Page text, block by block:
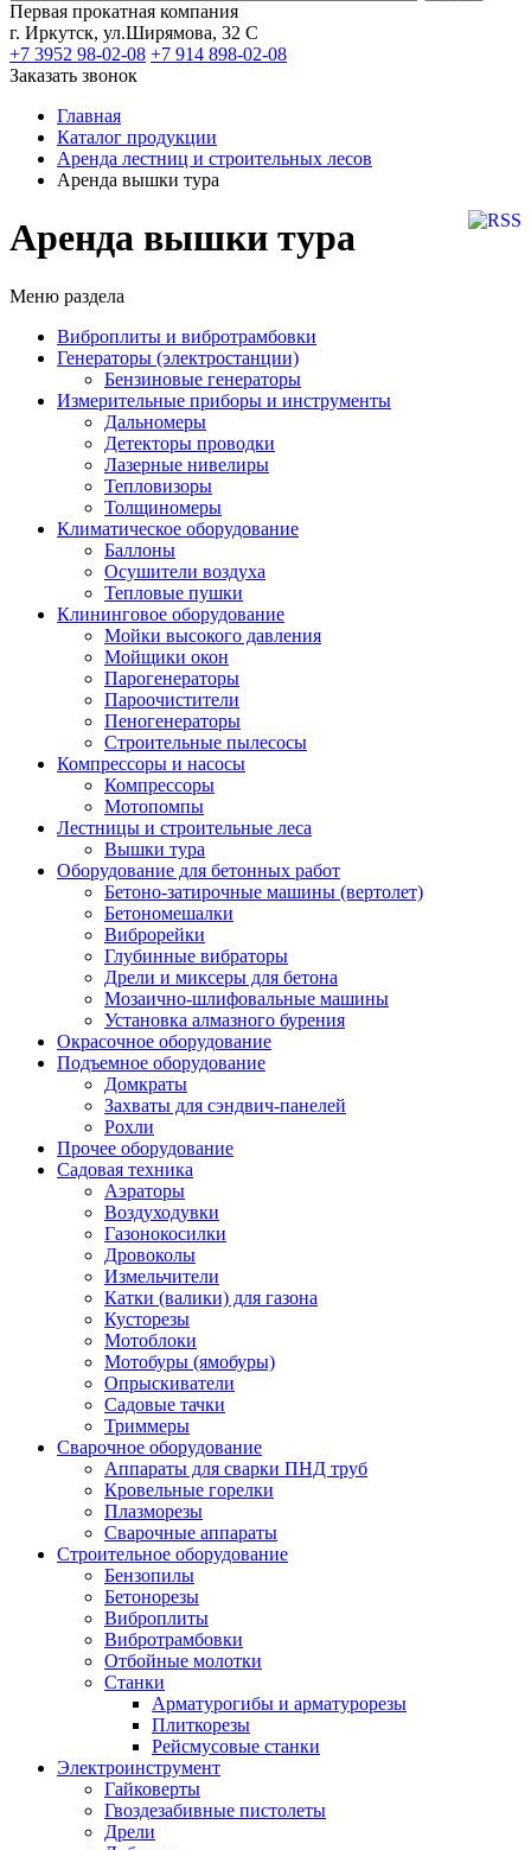
Первая прокатная компания
г. Иркутск, ул.Ширямова, 32 С
+7 3952 98-02-08 +7 914 898-02-08
Заказать звонок
Главная
Каталог продукции
Аренда лестниц и строительных лесов
Аренда вышки тура
Аренда вышки тура
Меню раздела
Виброплиты и вибротрамбовки
Генераторы (электростанции)
Бензиновые генераторы
Измерительные приборы и инструменты
Дальномеры
Детекторы проводки
Лазерные нивелиры
Тепловизоры
Толщиномеры
Климатическое оборудование
Баллоны
Осушители воздуха
Тепловые пушки
Клининговое оборудование
Мойки высокого давления
Мойщики окон
Парогенераторы
Пароочистители
Пеногенераторы
Строительные пылесосы
Компрессоры и насосы
Компрессоры
Мотопомпы
Лестницы и строительные леса
Вышки тура
Оборудование для бетонных работ
Бетоно-затирочные машины (вертолет)
Бетономешалки
Виброрейки
Глубинные вибраторы
Дрели и миксеры для бетона
Мозаично-шлифовальные машины
Установка алмазного бурения
Окрасочное оборудование
Подъемное оборудование
Домкраты
Захваты для сэндвич-панелей
Рохли
Прочее оборудование
Садовая техника
Аэраторы
Воздуходувки
Газонокосилки
Дровоколы
Измельчители
Катки (валики) для газона
Кусторезы
Мотоблоки
Мотобуры (ямобуры)
Опрыскиватели
Садовые тачки
Триммеры
Сварочное оборудование
Аппараты для сварки ПНД труб
Кровельные горелки
Плазморезы
Сварочные аппараты
Строительное оборудование
Бензопилы
Бетонорезы
Виброплиты
Вибротрамбовки
Отбойные молотки
Станки
Арматурогибы и арматурорезы
Плиткорезы
Рейсмусовые станки
Электроинструмент
Гайковерты
Гвоздезабивные пистолеты
Дрели